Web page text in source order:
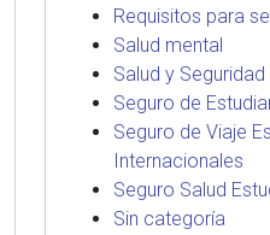
Requisitos para
Salud mental
Salud y
Seguro de
Seguro de Viaje
Internacionales
Seguro Salud
Sin categoría